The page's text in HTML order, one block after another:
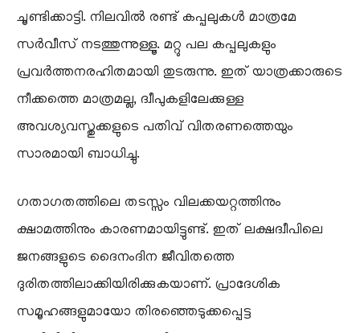
ചൂണ്ടിക്കാട്ടി. നിലവിൽ രണ്ട് കപ്പലുകൾ മാത്രമേ
സർവീസ് നടത്തുന്നുള്ളൂ. മറ്റു പല കപ്പലുകളും
പ്രവർത്തനരഹിതമായി തുടരുന്നു. ഇത് യാത്രക്കാരുടെ
നീക്കത്തെ മാത്രമല്ല, ദ്വീപുകളിലേക്കുള്ള
അവശ്യവസ്തുക്കളുടെ പതിവ് വിതരണത്തെയും
സാരമായി ബാധിച്ചു.
ഗതാഗതത്തിലെ തടസ്സം വിലക്കയറ്റത്തിനും
ക്ഷാമത്തിനും കാരണമായിട്ടുണ്ട്. ഇത് ലക്ഷദ്വീപിലെ
ജനങ്ങളുടെ ദൈനംദിന ജീവിതത്തെ
ദുരിതത്തിലാക്കിയിരിക്കുകയാണ്. പ്രാദേശിക
സമൂഹങ്ങളുമായോ തിരഞ്ഞെടുക്കപ്പെട്ട